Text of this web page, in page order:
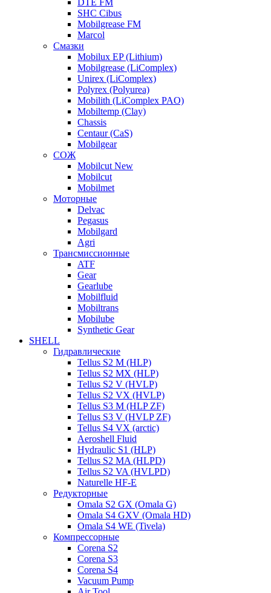
DTE FM
SHC Cibus
Mobilgrease FM
Marcol
Смазки
Mobilux EP (Lithium)
Mobilgrease (LiComplex)
Unirex (LiComplex)
Polyrex (Polyurea)
Mobilith (LiComplex PAO)
Mobiltemp (Clay)
Chassis
Centaur (CaS)
Mobilgear
СОЖ
Mobilcut New
Mobilcut
Mobilmet
Моторные
Delvac
Pegasus
Mobilgard
Agri
Трансмиссионные
ATF
Gear
Gearlube
Mobilfluid
Mobiltrans
Mobilube
Synthetic Gear
SHELL
Гидравлические
Tellus S2 M (HLP)
Tellus S2 MХ (HLP)
Tellus S2 V (HVLP)
Tellus S2 VX (HVLP)
Tellus S3 M (HLP ZF)
Tellus S3 V (HVLP ZF)
Tellus S4 VX (arctic)
Aeroshell Fluid
Hydraulic S1 (HLP)
Tellus S2 MA (HLPD)
Tellus S2 VA (HVLPD)
Naturelle HF-E
Редукторные
Omala S2 GX (Omala G)
Omala S4 GXV (Omala HD)
Omala S4 WE (Tivela)
Компрессорные
Corena S2
Corena S3
Corena S4
Vacuum Pump